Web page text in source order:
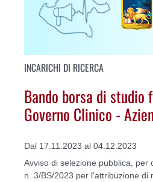
INCARICHI DI RICERCA
Bando borsa di studio
Governo Clinico -
Dal 17.11.2023 al 04.12.2023
Avviso di selezione pubblica, per
n. 3/BS/2023 per l'attribuzione di